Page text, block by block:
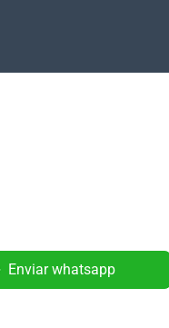
Enviar whatsapp